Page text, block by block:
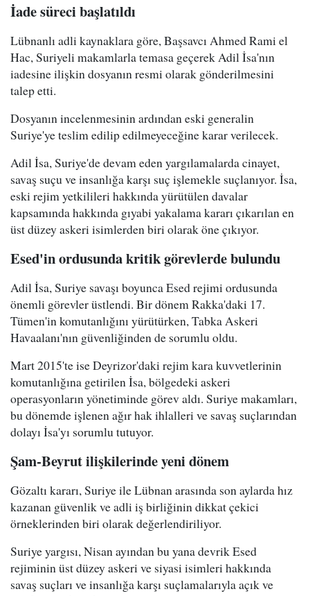
İade süreci başlatıldı
Lübnanlı adli kaynaklara göre, Başsavcı Ahmed Rami el
Hac, Suriyeli makamlarla temasa geçerek Adil İsa'nın
iadesine ilişkin dosyanın resmi olarak gönderilmesini
talep etti.
Dosyanın incelenmesinin ardından eski generalin
Suriye'ye teslim edilip edilmeyeceğine karar verilecek.
Adil İsa, Suriye'de devam eden yargılamalarda cinayet,
savaş suçu ve insanlığa karşı suç işlemekle suçlanıyor. İsa,
eski rejim yetkilileri hakkında yürütülen davalar
kapsamında hakkında gıyabi yakalama kararı çıkarılan en
üst düzey askeri isimlerden biri olarak öne çıkıyor.
Esed'in ordusunda kritik görevlerde bulundu
Adil İsa, Suriye savaşı boyunca Esed rejimi ordusunda
önemli görevler üstlendi. Bir dönem Rakka'daki 17.
Tümen'in komutanlığını yürütürken, Tabka Askeri
Havaalanı'nın güvenliğinden de sorumlu oldu.
Mart 2015'te ise Deyrizor'daki rejim kara kuvvetlerinin
komutanlığına getirilen İsa, bölgedeki askeri
operasyonların yönetiminde görev aldı. Suriye makamları,
bu dönemde işlenen ağır hak ihlalleri ve savaş suçlarından
dolayı İsa'yı sorumlu tutuyor.
Şam-Beyrut ilişkilerinde yeni dönem
Gözaltı kararı, Suriye ile Lübnan arasında son aylarda hız
kazanan güvenlik ve adli iş birliğinin dikkat çekici
örneklerinden biri olarak değerlendiriliyor.
Suriye yargısı, Nisan ayından bu yana devrik Esed
rejiminin üst düzey askeri ve siyasi isimleri hakkında
savaş suçları ve insanlığa karşı suçlamalarıyla açık ve